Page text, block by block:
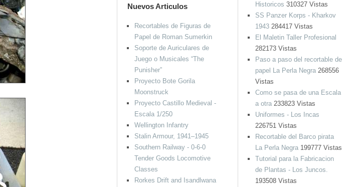
Historicos 310327 Vistas
SS Panzer Korps - Kharkov
1943284417 Vistas
El Maletin Taller Profesional
282173 Vistas
Paso a paso del recortable de
papel La Perla Negra268556
Vistas
Como se pasa de una Escala
a otra233823 Vistas
Uniformes - Los Incas
226751 Vistas
Recortable del Barco pirata
La Perla Negra199777 Vistas
Tutorial para la Fabricacion
de Plantas - Los Juncos.
193508 Vistas
Nuevos Articulos
Recortables de Figuras de
Papel de Roman Sumerkin
Soporte de Auriculares de
Juego o Musicales “The
Punisher”
Proyecto Bote Gorila
Moonstruck
Proyecto Castillo Medieval -
Escala 1/250
Wellington Infantry
Stalin Armour, 1941–1945
Southern Railway - 0-6-0
Tender Goods Locomotive
Classes
Rorkes Drift and Isandlwana